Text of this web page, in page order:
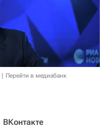
Перейти в медиабанк
ВКонтакте